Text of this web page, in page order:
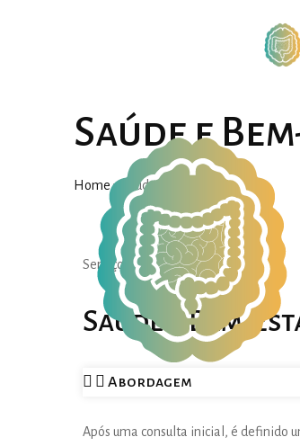
Saúde e
Home» Saúde e Bem-Estar
Serviços
Saúde e Bem-
Abordagem
Após uma consulta inicial, é definido